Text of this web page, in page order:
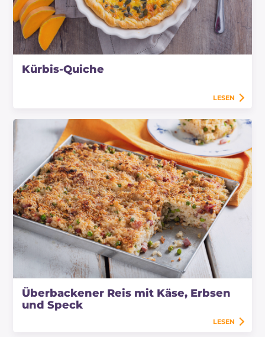
Kürbis-Quiche
LESEN
Überbackener Reis mit Käse, Erbsen
und Speck
LESEN